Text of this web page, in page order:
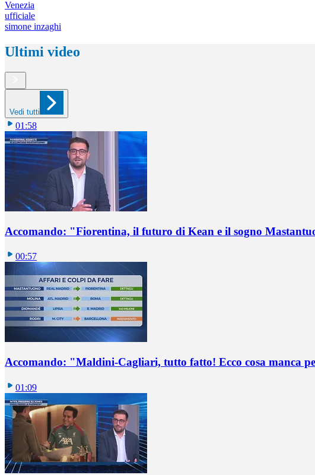
Venezia
ufficiale
simone inzaghi
Ultimi video
Vedi tutti
01:58
Accomando: "Fiorentina, il futuro di Kean e il sogno
00:57
Accomando: "Maldini-Cagliari, tutto fatto! Ecco cosa manca
01:09